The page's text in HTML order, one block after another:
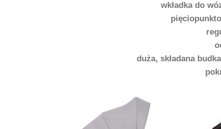
wkładka do
duża, składana